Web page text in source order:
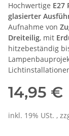
Hochwertige E27
glasierter
Aufnahme von
Dreiteilig, mit
hitzebeständig
14,95 €
inkl. 19% USt. ,